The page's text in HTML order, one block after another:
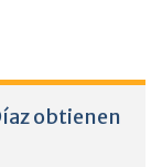
obtienen